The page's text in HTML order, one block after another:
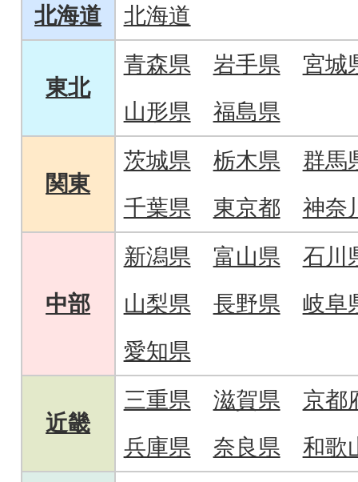
北海道 北海道
東北
青森県 岩手県
宮城
山形県
福島県
関東
茨城県 栃木県
群馬
千葉県
東京都 神奈
中部
新潟県 富山県
石川
山梨県
長野県
岐阜
愛知県
近畿
三重県 滋賀県
京都
兵庫県
奈良県 和歌